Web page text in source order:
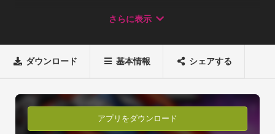
Oの名作シューティング『ブレイジングスター』がAndroidに登
の完全移植にプラスα(アルファ)!
て、任意のステージを選択して遊べる「MISSION MODE」を
搭載。何度でも好きなステージを遊んだり、苦手なステージを
練習したりすることができます。★プレイヤーの目的に応じて
さらに表示
ダウンロード 基本情報 シェアする
アプリをダウンロード